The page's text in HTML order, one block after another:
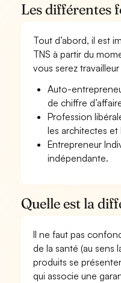
Les différentes
Tout d’abord, il est
TNS à partir du
vous serez
Auto-
de chiffre
Profession
les architectes
Entrepreneur
indépendante.
Quelle est la
Il ne faut pas
de la santé (au
produits se
qui associe une